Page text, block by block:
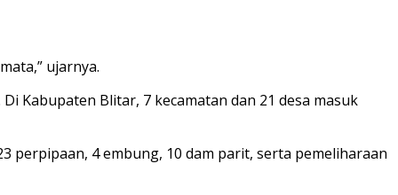
ujarnya.
Kabupaten Blitar, 7 kecamatan dan 21 desa masuk
perpipaan, 4 embung, 10 dam parit, serta pemeliharaan